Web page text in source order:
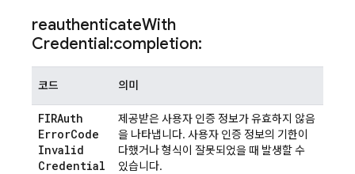
reauthenticateWith
Credential:completion:
코드 의미
FIRAuth
ErrorCode
Invalid
Credential
제공받은 사용자 인증 정보가 유효하지 않음
을 나타냅니다. 사용자 인증 정보의 기한이
다했거나 형식이 잘못되었을 때 발생할 수
있습니다.